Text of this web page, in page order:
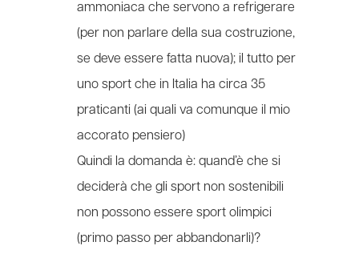
ammoniaca che servono a refrigerare
(per non parlare della sua costruzione,
se deve essere fatta nuova); il tutto per
uno sport che in Italia ha circa 35
praticanti (ai quali va comunque il mio
accorato pensiero)
Quindi la domanda è: quand’è che si
deciderà che gli sport non sostenibili
non possono essere sport olimpici
(primo passo per abbandonarli)?